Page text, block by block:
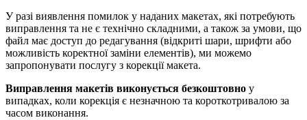
У разі виявлення помилок у наданих макетах, які потребують
виправлення та не є технічно складними, а також за умови, що
файл має доступ до редагування (відкриті шари, шрифти або
можливість коректної заміни елементів), ми можемо
запропонувати послугу з корекції макета.
Виправлення макетів виконується безкоштовно у
випадках, коли корекція є незначною та короткотривалою за
часом виконання.